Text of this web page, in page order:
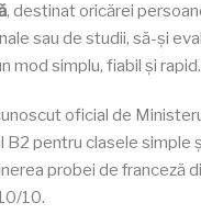
, destinat oricărei
sau de studii, să-și
mod simplu, fiabil și rapid.
oficial de
B2 pentru clasele simple
probei de franceză
10.